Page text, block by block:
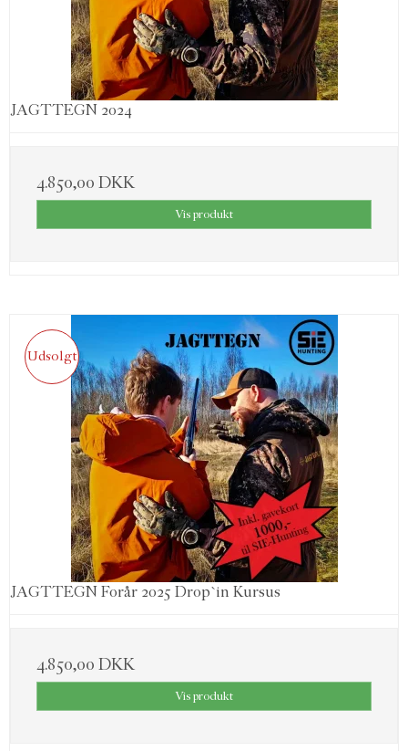
JAGTTEGN 2024
4.850,00 DKK
Vis produkt
Udsolgt
JAGTTEGN Forår 2025 Drop`in Kursus
4.850,00 DKK
Vis produkt